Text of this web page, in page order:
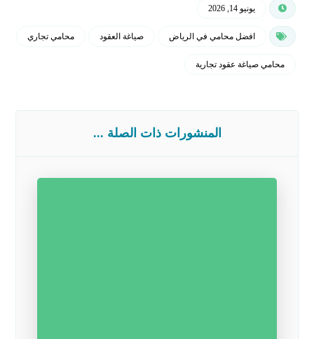
يونيو 14, 2026
افضل محامي في الرياض صياغة العقود محامي تجاري
محامي صياغة عقود تجارية
المنشورات ذات الصلة ...